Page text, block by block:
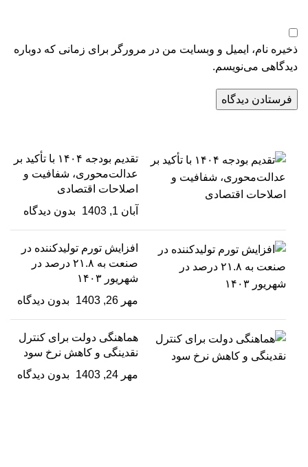
ذخیره نام، ایمیل و وبسایت من در مرورگر برای زمانی که دوباره
دیدگاهی می‌نویسم.
تقدیم بودجه ۱۴۰۴ با تأکید بر
عدالت‌محوری، شفافیت و
اصلاحات اقتصادی
آبان 1, 1403
بدون دیدگاه
افزایش تورم تولیدکننده در
صنعت به ۲۱.۸ درصد در
شهریور ۱۴۰۳
مهر 26, 1403
بدون دیدگاه
هماهنگی دولت برای کنترل
نقدینگی و کاهش نرخ سود
مهر 24, 1403
بدون دیدگاه